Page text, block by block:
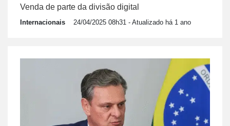
Venda de parte da divisão digital
Internacionais 24/04/2025 08h31 - Atualizado há 1 ano